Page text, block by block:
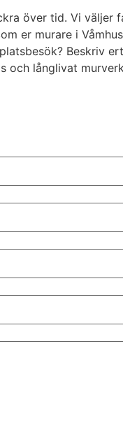
över tid. Vi väljer
er murare i
Beskriv
och långlivat